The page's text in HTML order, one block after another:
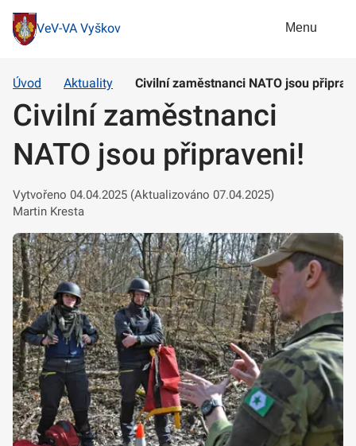
VeV-VA Vyškov Menu
Úvod Aktuality Civilní zaměstnanci NATO jsou
Civilní zaměstnanci
NATO jsou připraveni!
Vytvořeno 04.04.2025 (Aktualizováno 07.04.2025)
Martin Kresta